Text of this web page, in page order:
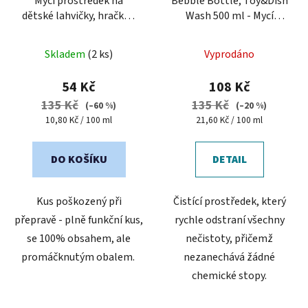
dětské lahvičky, hračky a
(poškozený obal)
Skladem (2 ks)
54 Kč
135 Kč (–60 %)
Měrná
10,80 Kč / 100 ml
DO KOŠÍKU
Kus poškozený při
přepravě - plně funkční kus,
se 100% obsahem, ale
promáčknutým obalem.
Wash 500 ml - Mycí
hračky a nádobí
Vyprodáno
108 Kč
135 Kč (–20 %)
Měrná
21,60 Kč / 100 ml
DETAIL
Čistící prostředek, který
rychle odstraní všechny
nečistoty, přičemž
nezanechává žádné
chemické stopy.